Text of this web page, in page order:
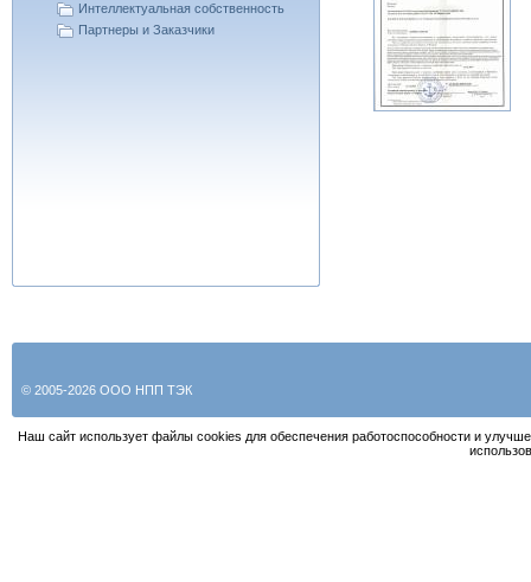
Интеллектуальная собственность
Партнеры и Заказчики
© 2005-2026 ООО НПП ТЭК
Наш сайт использует файлы cookies для обеспечения работоспособности и